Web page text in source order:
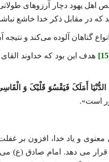
یهود دچار آرزوهای طولانی و
مقابل ذکر خدا خاشع نباشند
گناهان آلوده می‌کند و
هدف این بود که خداوند
أَمَلَکَ‏ فَیَقْسُوَ قَلْبُکَ وَ
است».
و یاد خدا، افزون بر غفلت
قرار می ‌دهد. امام صادق (ع)